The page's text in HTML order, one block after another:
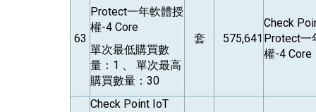
63
Protect一年軟體授
權-4 Core
單次最低購買數
量：1 、 單次最高
購買數量：30
套 575,641
Check
Protect一
權-4 Core
Check Point IoT